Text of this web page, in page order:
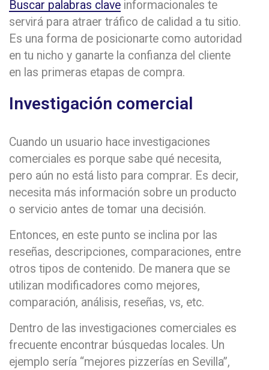
Buscar palabras clave informacionales te
servirá para atraer tráfico de calidad a tu sitio.
Es una forma de posicionarte como autoridad
en tu nicho y ganarte la confianza del cliente
en las primeras etapas de compra.
Investigación comercial
Cuando un usuario hace investigaciones
comerciales es porque sabe qué necesita,
pero aún no está listo para comprar. Es decir,
necesita más información sobre un producto
o servicio antes de tomar una decisión.
Entonces, en este punto se inclina por las
reseñas, descripciones, comparaciones, entre
otros tipos de contenido. De manera que se
utilizan modificadores como mejores,
comparación, análisis, reseñas, vs, etc.
Dentro de las investigaciones comerciales es
frecuente encontrar búsquedas locales. Un
ejemplo sería “mejores pizzerías en Sevilla”,